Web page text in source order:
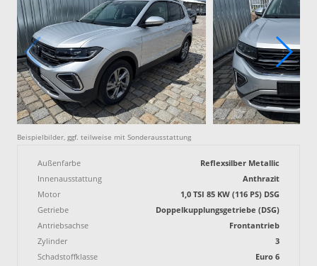
Beispielbilder, ggf. teilweise mit Sonderausstattung
Außenfarbe
Reflexsilber Metallic
Innenausstattung
Anthrazit
Motor
1,0 TSI 85 KW (116 PS) DSG
Getriebe
Doppelkupplungsgetriebe (DSG)
Antriebsachse
Frontantrieb
Zylinder
3
Schadstoffklasse
Euro 6